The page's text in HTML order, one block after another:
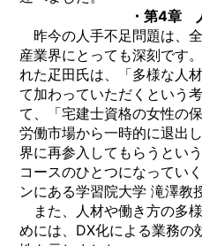
・第4章
昨今の人手不足問題は、
産業界にとっても深刻です
れた疋田氏は、「多様な人
て加わっていただくという
て、「宅建士資格の女性の
労働市場から一時的に退出
界に再参入してもらうとい
コースのひとつになってい
ンにある学習院大学 滝澤教
また、人材や働き方の多
めには、DX化による業務の